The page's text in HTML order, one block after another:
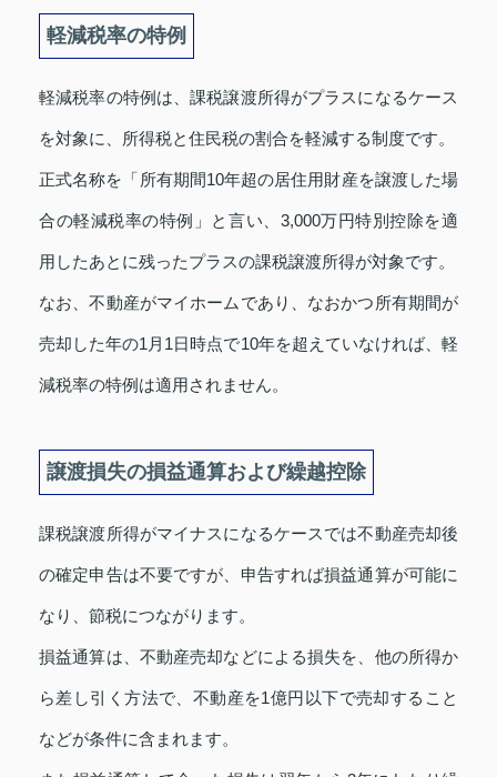
軽減税率の特例
軽減税率の特例は、課税譲渡所得がプラスになるケース
を対象に、所得税と住民税の割合を軽減する制度です。
正式名称を「所有期間10年超の居住用財産を譲渡した場
合の軽減税率の特例」と言い、3,000万円特別控除を適
用したあとに残ったプラスの課税譲渡所得が対象です。
なお、不動産がマイホームであり、なおかつ所有期間が
売却した年の1月1日時点で10年を超えていなければ、軽
減税率の特例は適用されません。
譲渡損失の損益通算および繰越控除
課税譲渡所得がマイナスになるケースでは不動産売却後
の確定申告は不要ですが、申告すれば損益通算が可能に
なり、節税につながります。
損益通算は、不動産売却などによる損失を、他の所得か
ら差し引く方法で、不動産を1億円以下で売却すること
などが条件に含まれます。